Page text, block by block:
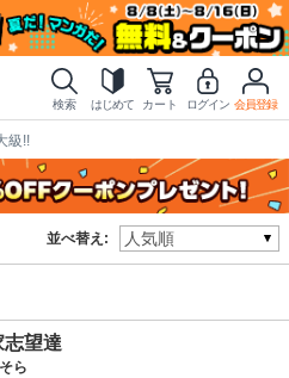
検索 はじめて カート ログイン 会員登録
級!!
並べ替え:
志望達
ら